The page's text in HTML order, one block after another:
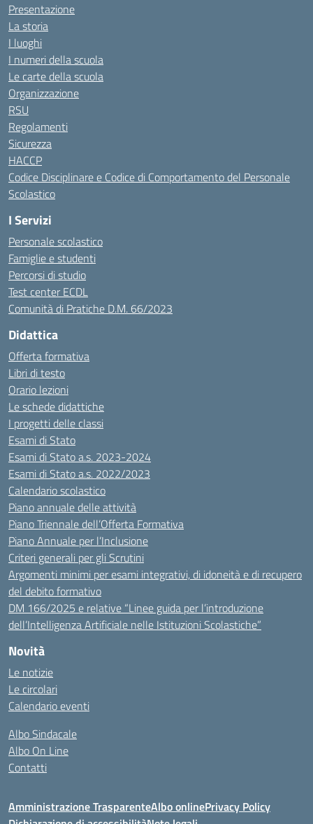
Presentazione
La storia
I luoghi
I numeri della scuola
Le carte della scuola
Organizzazione
RSU
Regolamenti
Sicurezza
HACCP
Codice Disciplinare e Codice di Comportamento del Personale
Scolastico
I Servizi
Personale scolastico
Famiglie e studenti
Percorsi di studio
Test center ECDL
Comunità di Pratiche D.M. 66/2023
Didattica
Offerta formativa
Libri di testo
Orario lezioni
Le schede didattiche
I progetti delle classi
Esami di Stato
Esami di Stato a.s. 2023-2024
Esami di Stato a.s. 2022/2023
Calendario scolastico
Piano annuale delle attività
Piano Triennale dell’Offerta Formativa
Piano Annuale per l’Inclusione
Criteri generali per gli Scrutini
Argomenti minimi per esami integrativi, di idoneità e di recupero
del debito formativo
DM 166/2025 e relative “Linee guida per l’introduzione
dell’Intelligenza Artificiale nelle Istituzioni Scolastiche”
Novità
Le notizie
Le circolari
Calendario eventi
Albo Sindacale
Albo On Line
Contatti
Amministrazione TrasparenteAlbo onlinePrivacy Policy